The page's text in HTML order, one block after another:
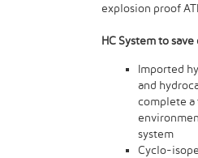
explosion proof
HC System to
Imported
and
complete a
system
Cyclo-